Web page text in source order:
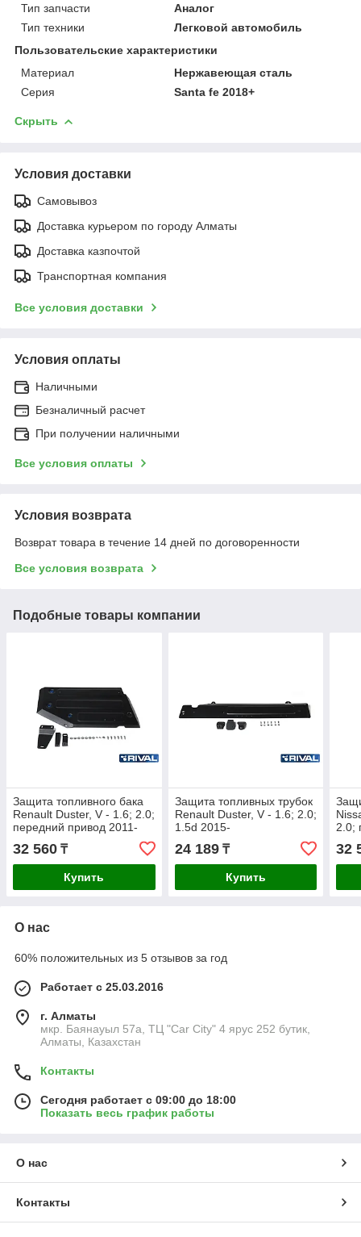
Тип запчасти
Аналог
Тип техники
Легковой автомобиль
Пользовательские характеристики
Материал
Нержавеющая сталь
Серия
Santa fe 2018+
Скрыть
Условия доставки
Самовывоз
Доставка курьером по городу Алматы
Доставка казпочтой
Транспортная компания
Все условия доставки
Условия оплаты
Наличными
Безналичный расчет
При получении наличными
Все условия оплаты
Условия возврата
Возврат товара в течение 14 дней по договоренности
Все условия возврата
Подобные товары компании
Защита топливного бака
Renault Duster, V - 1.6; 2.0;
передний привод 2011-
32 560 ₸
Купить
Защита топливных трубок
Renault Duster, V - 1.6; 2.0;
1.5d 2015-
24 189₸
Купить
2.0;
32
О нас
60% положительных из 5 отзывов за год
Работает с 25.03.2016
г. Алматы
мкр. Баянауыл 57а, ТЦ "Car Сity" 4 ярус 252 бутик,
Алматы, Казахстан
Контакты
Сегодня работает с 09:00 до 18:00
Показать весь график работы
О нас
Контакты